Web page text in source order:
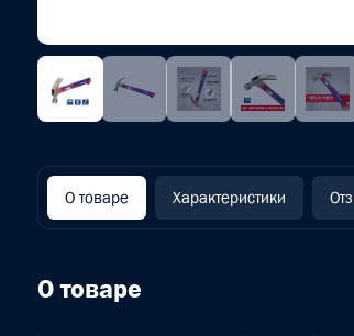
О товаре Характеристики
О товаре